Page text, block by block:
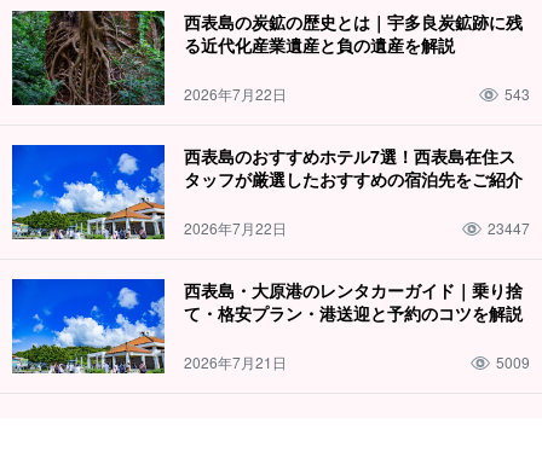
西表島の炭鉱の歴史とは｜宇多良炭鉱跡に残
る近代化産業遺産と負の遺産を解説
2026年7月22日 543
西表島のおすすめホテル7選！西表島在住ス
タッフが厳選したおすすめの宿泊先をご紹介
2026年7月22日 23447
西表島・大原港のレンタカーガイド｜乗り捨
て・格安プラン・港送迎と予約のコツを解説
2026年7月21日 5009